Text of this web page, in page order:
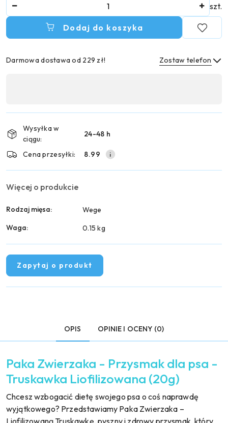
szt.
Dodaj do koszyka
Darmowa dostawa od 229 zł! Zostaw telefon
płatność
dostawa
Wysyłka w
ciągu:
24-48 h
Cena przesyłki: 8.99
Więcej o produkcie
Rodzaj mięsa:
Wege
Waga:
0.15 kg
Zapytaj o produkt
OPIS OPINIE I OCENY (0)
Paka Zwierzaka - Przysmak dla psa -
Truskawka Liofilizowana (20g)
Chcesz wzbogacić dietę swojego psa o coś naprawdę
wyjątkowego? Przedstawiamy Paka Zwierzaka –
Liofilizowaną Truskawkę, pyszny i zdrowy przysmak, który